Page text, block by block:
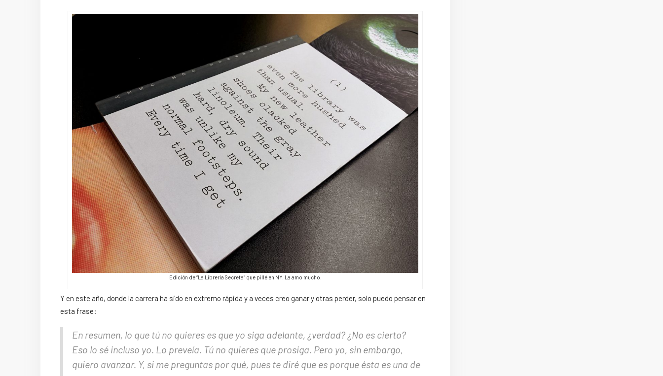
Edición de “La Librería Secreta” que pillé en NY. La amo mucho.
Y en este año, donde la carrera ha sido en extremo rápida y a veces creo ganar y otras perder, solo puedo pensar en
esta frase:
En resumen, lo que tú no quieres es que yo siga adelante, ¿verdad? ¿No es cierto?
Eso lo sé incluso yo. Lo preveía. Tú no quieres que prosiga. Pero yo, sin embargo,
quiero avanzar. Y, si me preguntas por qué, pues te diré que es porque ésta es una de